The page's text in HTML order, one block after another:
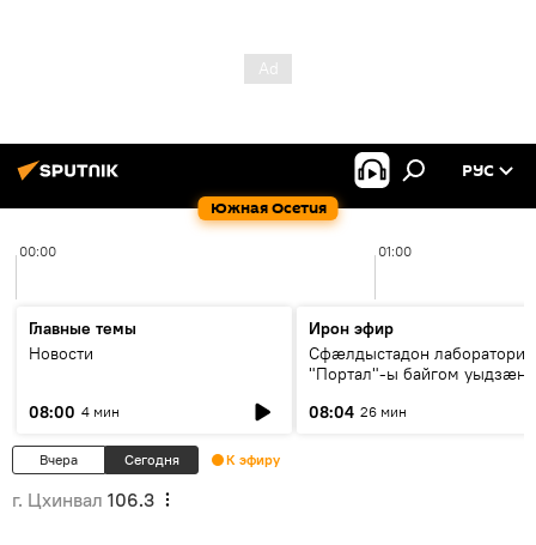
Южная Осетия
РУС
00:00 01:00
Главные темы
Новости
08:00 4 мин
Ирон эфир
Сфæлдыстадон лаборатори
"Портал"-ы байгом уыдзæн
Æхсары куыстыты равдыст
08:04 26 мин
Вчера Сегодня К эфиру
г. Цхинвал 106.3